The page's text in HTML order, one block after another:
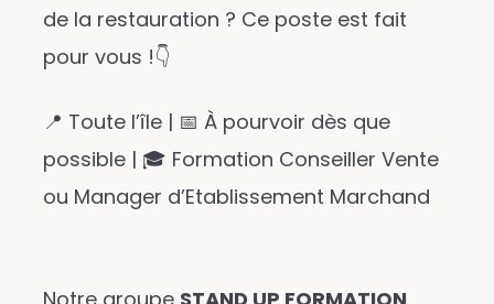
de la restauration ? Ce poste est fait
pour vous !👇
📍 Toute l’île | 📅 À pourvoir dès que
possible | 🎓 Formation Conseiller Vente
ou Manager d’Etablissement Marchand